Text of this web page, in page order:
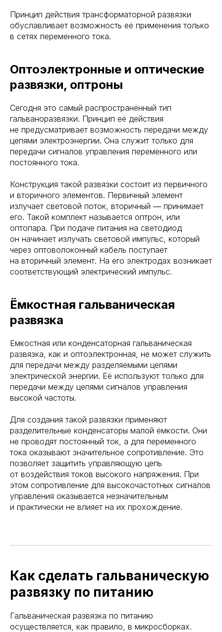
Принцип действия трансформаторной развязки
обуславливает возможность её применения только
в сетях переменного тока.
Оптоэлектронные и оптические
развязки, оптроны
Сегодня это самый распространённый тип
гальваноразвязки. Принцип её действия
не предусматривает возможность передачи между
цепями электроэнергии. Она служит только для
передачи сигналов управления переменного или
постоянного тока.
Конструкция такой развязки состоит из первичного
и вторичного элементов. Первичный элемент
излучает световой поток, вторичный ― принимает
его. Такой комплект называется оптрон, или
оптопара. При подаче питания на светодиод
он начинает излучать световой импульс, который
через оптоволоконный кабель поступает
на вторичный элемент. На его электродах возникает
соответствующий электрический импульс.
Ёмкостная гальваническая
развязка
Емкостная или конденсаторная гальваническая
развязка, как и оптоэлектронная, не может служить
для передачи между разделяемыми цепями
электрической энергии. Её используют только для
передачи между цепями сигналов управления
высокой частоты.
Для создания такой развязки применяют
разделительные конденсаторы малой ёмкости. Они
не проводят постоянный ток, а для переменного
тока оказывают значительное сопротивление. Это
позволяет защитить управляющую цепь
от воздействия токов высокого напряжения. При
этом сопротивление для высокочастотных сигналов
управления оказывается незначительным
и практически не влияет на их прохождение.
Как сделать гальваническую
развязку по питанию
Гальваническая развязка по питанию
осуществляется, как правило, в микросборках.